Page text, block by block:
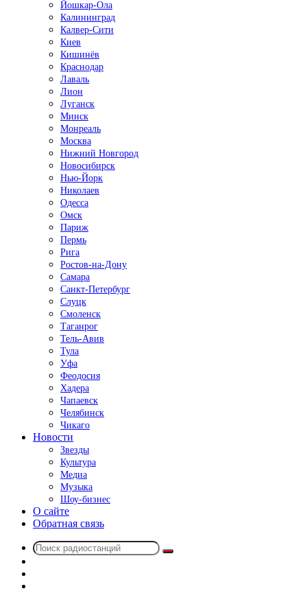
Йошкар-Ола
Калининград
Калвер-Сити
Киев
Кишинёв
Краснодар
Лаваль
Лион
Луганск
Минск
Монреаль
Москва
Нижний Новгород
Новосибирск
Нью-Йорк
Николаев
Одесса
Омск
Париж
Пермь
Рига
Ростов-на-Дону
Самара
Санкт-Петербург
Слуцк
Смоленск
Таганрог
Тель-Авив
Тула
Уфа
Феодосия
Хадера
Чапаевск
Челябинск
Чикаго
Новости
Звезды
Культура
Медиа
Музыка
Шоу-бизнес
О сайте
Обратная связь
Поиск